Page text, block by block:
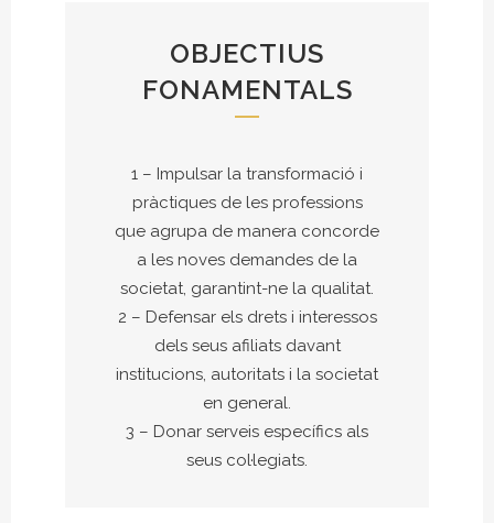
OBJECTIUS
FONAMENTALS
1 – Impulsar la transformació i
pràctiques de les professions
que agrupa de manera concorde
a les noves demandes de la
societat, garantint-ne la qualitat.
2 – Defensar els drets i interessos
dels seus afiliats davant
institucions, autoritats i la societat
en general.
3 – Donar serveis específics als
seus col·legiats.